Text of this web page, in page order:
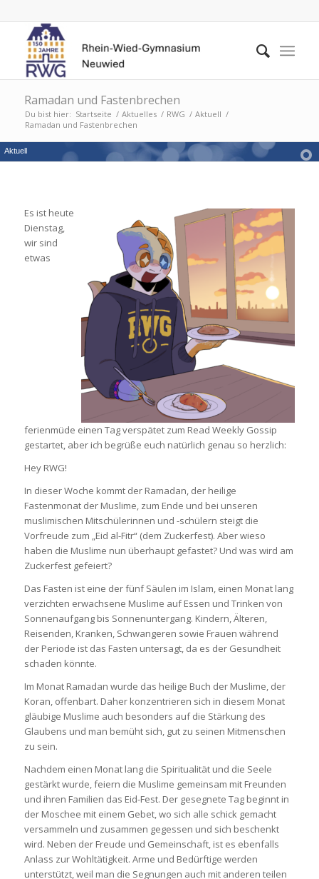
Ramadan und Fastenbrechen
Du bist hier: Startseite / Aktuelles / RWG / Aktuell /
Ramadan und Fastenbrechen
Aktuell
Es ist heute
Dienstag,
wir sind
etwas
ferienmüde einen Tag verspätet zum Read Weekly Gossip
gestartet, aber ich begrüße euch natürlich genau so herzlich:
Hey RWG!
In dieser Woche kommt der Ramadan, der heilige
Fastenmonat der Muslime, zum Ende und bei unseren
muslimischen Mitschülerinnen und -schülern steigt die
Vorfreude zum „Eid al-Fitr“ (dem Zuckerfest). Aber wieso
haben die Muslime nun überhaupt gefastet? Und was wird am
Zuckerfest gefeiert?
Das Fasten ist eine der fünf Säulen im Islam, einen Monat lang
verzichten erwachsene Muslime auf Essen und Trinken von
Sonnenaufgang bis Sonnenuntergang. Kindern, Älteren,
Reisenden, Kranken, Schwangeren sowie Frauen während
der Periode ist das Fasten untersagt, da es der Gesundheit
schaden könnte.
Im Monat Ramadan wurde das heilige Buch der Muslime, der
Koran, offenbart. Daher konzentrieren sich in diesem Monat
gläubige Muslime auch besonders auf die Stärkung des
Glaubens und man bemüht sich, gut zu seinen Mitmenschen
zu sein.
Nachdem einen Monat lang die Spiritualität und die Seele
gestärkt wurde, feiern die Muslime gemeinsam mit Freunden
und ihren Familien das Eid-Fest. Der gesegnete Tag beginnt in
der Moschee mit einem Gebet, wo sich alle schick gemacht
versammeln und zusammen gegessen und sich beschenkt
wird. Neben der Freude und Gemeinschaft, ist es ebenfalls
Anlass zur Wohltätigkeit. Arme und Bedürftige werden
unterstützt, weil man die Segnungen auch mit anderen teilen